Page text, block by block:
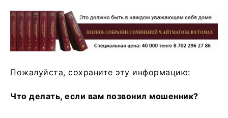
Пожалуйста, сохраните эту информацию:
Что делать, если вам позвонил мошенник?